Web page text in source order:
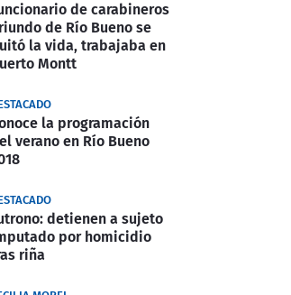
de carabineros
de Río Bueno se
la vida, trabajaba en
Montt
la programación
verano en Río Bueno
detienen a sujeto
por homicidio
riña